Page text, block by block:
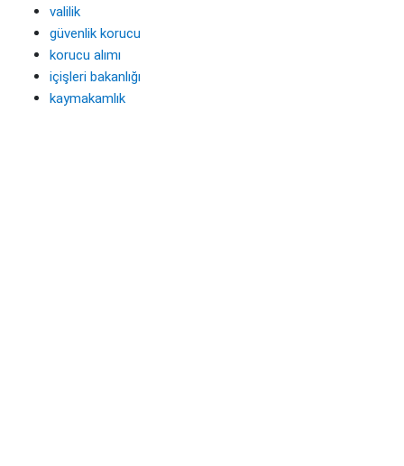
valilik
güvenlik korucu
korucu alımı
içişleri bakanlığı
kaymakamlık